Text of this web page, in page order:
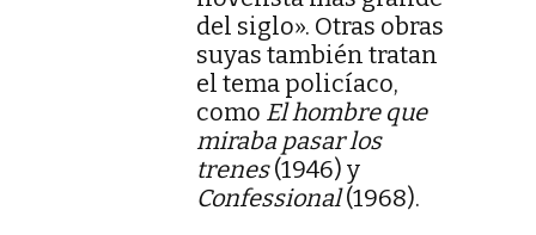
del siglo». Otras obras
suyas también tratan
el tema policíaco,
como El hombre que
miraba pasar los
trenes(1946) y
Confessional(1968).